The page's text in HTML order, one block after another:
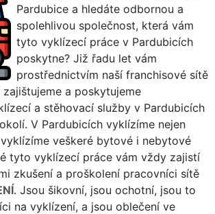
Pardubice a hledáte odbornou a
spolehlivou společnost, která vám
tyto vyklízecí práce v Pardubicích
poskytne? Již řadu let vám
prostřednictvím naší franchisové sítě
zajištujeme a poskytujeme
a stěhovací služby v Pardubicích
V Pardubicích vyklízíme nejen
veškeré bytové i nebytové
tyto vyklízecí práce vám vždy zajistí
zkušení a proškolení pracovníci sítě
. Jsou šikovní, jsou ochotní, jsou to
na vyklízení, a jsou oblečení ve